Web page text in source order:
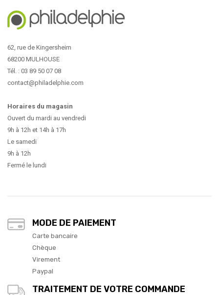
62, rue de Kingersheim
68200 MULHOUSE
Tél. : 03 89 50 07 08
contact@philadelphie.com
Horaires du magasin
Ouvert du mardi au vendredi
9h à 12h et 14h à 17h
Le samedi
9h à 12h
Fermé le lundi
MODE DE PAIEMENT
Carte bancaire
Chèque
Virement
Paypal
TRAITEMENT DE VOTRE COMMANDE